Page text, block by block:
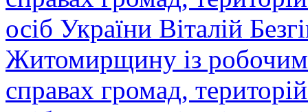
Житомирщину із робочим
справах громад,